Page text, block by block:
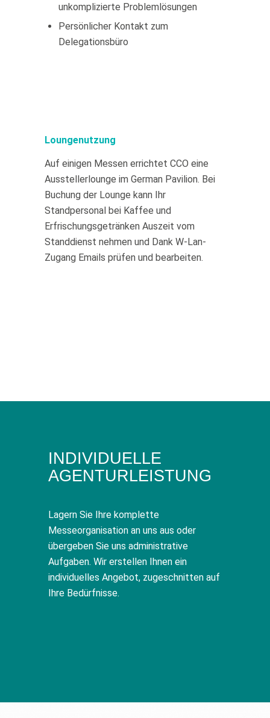
unkomplizierte Problemlösungen
Persönlicher Kontakt zum
Delegationsbüro
Loungenutzung
Auf einigen Messen errichtet CCO eine
Ausstellerlounge im German Pavilion. Bei
Buchung der Lounge kann Ihr
Standpersonal bei Kaffee und
Erfrischungsgetränken Auszeit vom
Standdienst nehmen und Dank W-Lan-
Zugang Emails prüfen und bearbeiten.
INDIVIDUELLE
AGENTURLEISTUNG
Lagern Sie Ihre komplette
Messeorganisation an uns aus oder
übergeben Sie uns administrative
Aufgaben. Wir erstellen Ihnen ein
individuelles Angebot, zugeschnitten auf
Ihre Bedürfnisse.